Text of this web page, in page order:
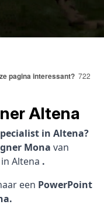
pagina interessant? 722
Altena
in Altena?
Mona van
Altena .
een PowerPoint